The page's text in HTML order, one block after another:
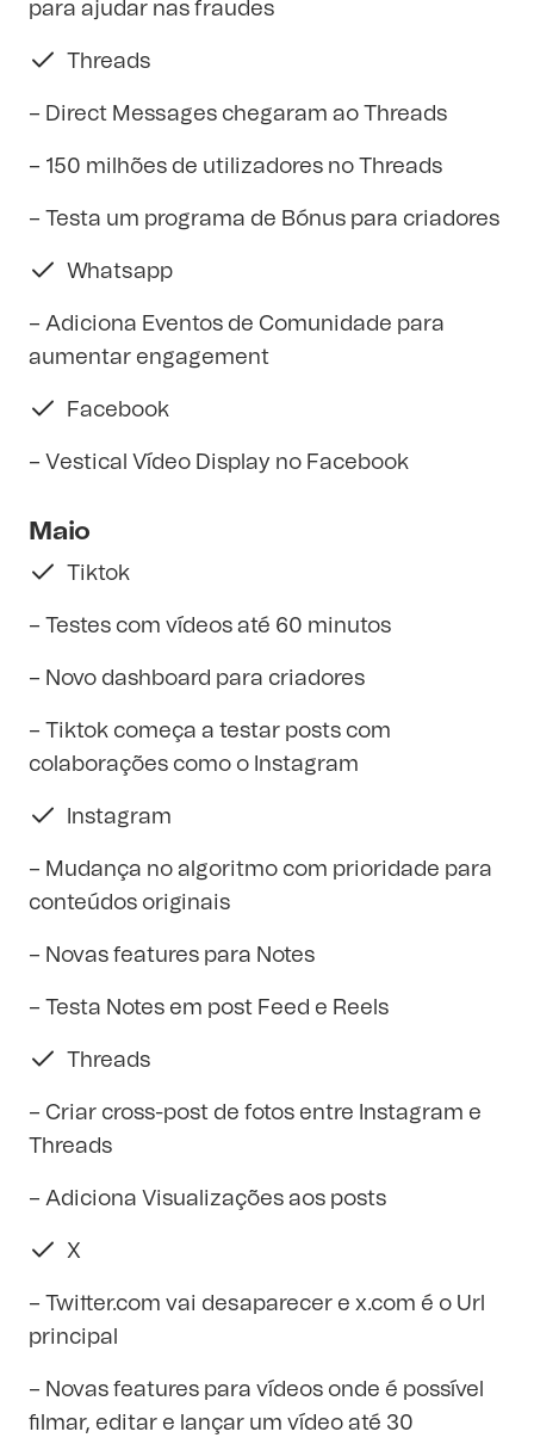
para ajudar nas fraudes
Threads
– Direct Messages chegaram ao Threads
– 150 milhões de utilizadores no Threads
– Testa um programa de Bónus para criadores
Whatsapp
– Adiciona Eventos de Comunidade para
aumentar engagement
Facebook
– Vestical Vídeo Display no Facebook
Maio
Tiktok
– Testes com vídeos até 60 minutos
– Novo dashboard para criadores
– Tiktok começa a testar posts com
colaborações como o Instagram
Instagram
– Mudança no algoritmo com prioridade para
conteúdos originais
– Novas features para Notes
– Testa Notes em post Feed e Reels
Threads
– Criar cross-post de fotos entre Instagram e
Threads
– Adiciona Visualizações aos posts
X
– Twitter.com vai desaparecer e x.com é o Url
principal
– Novas features para vídeos onde é possível
filmar, editar e lançar um vídeo até 30